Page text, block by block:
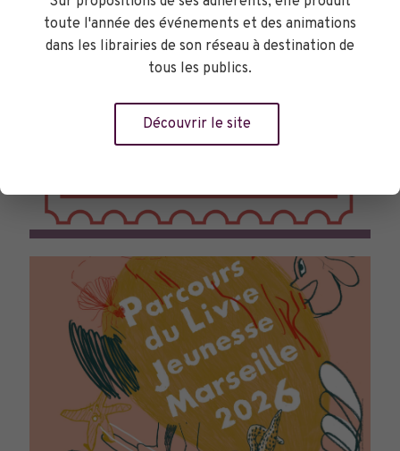
toute l'année des événements et des animations
dans les librairies de son réseau à destination de
tous les publics.
Découvrir le site